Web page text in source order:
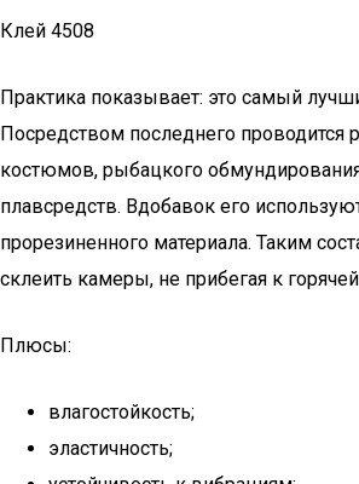
Клей 4508
Практика показывает: это самый
Посредством последнего проводится
костюмов, рыбацкого
плавсредств. Вдобавок его
прорезиненного материала. Таким
склеить камеры, не прибегая к
Плюсы:
влагостойкость;
эластичность;